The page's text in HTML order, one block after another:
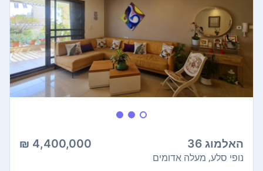
האלמוג 36 4,400,000 ₪
נופי סלע, מעלה אדומים